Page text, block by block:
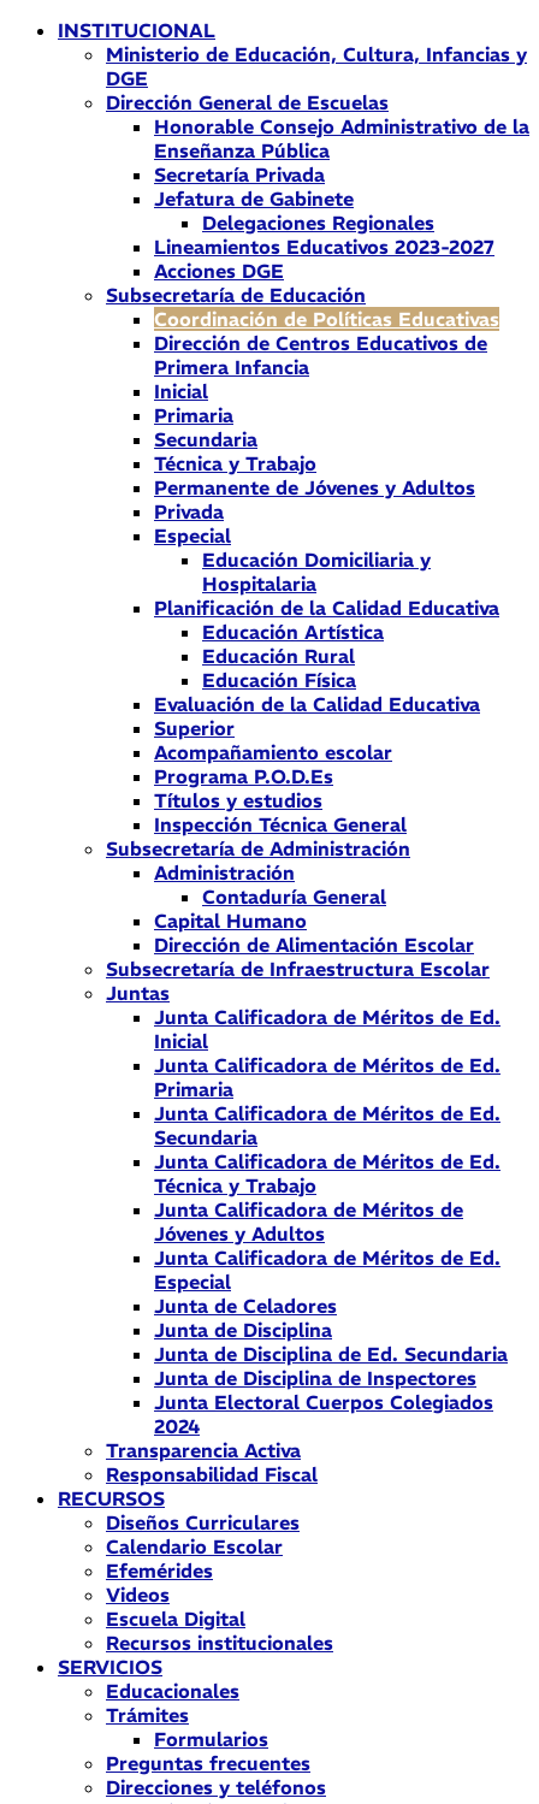
INSTITUCIONAL
Ministerio de Educación, Cultura, Infancias y
DGE
Dirección General de Escuelas
Honorable Consejo Administrativo de la
Enseñanza Pública
Secretaría Privada
Jefatura de Gabinete
Delegaciones Regionales
Lineamientos Educativos 2023-2027
Acciones DGE
Subsecretaría de Educación
Coordinación de Políticas Educativas
Dirección de Centros Educativos de
Primera Infancia
Inicial
Primaria
Secundaria
Técnica y Trabajo
Permanente de Jóvenes y Adultos
Privada
Especial
Educación Domiciliaria y
Hospitalaria
Planificación de la Calidad Educativa
Educación Artística
Educación Rural
Educación Física
Evaluación de la Calidad Educativa
Superior
Acompañamiento escolar
Programa P.O.D.Es
Títulos y estudios
Inspección Técnica General
Subsecretaría de Administración
Administración
Contaduría General
Capital Humano
Dirección de Alimentación Escolar
Subsecretaría de Infraestructura Escolar
Juntas
Junta Calificadora de Méritos de Ed.
Inicial
Junta Calificadora de Méritos de Ed.
Primaria
Junta Calificadora de Méritos de Ed.
Secundaria
Junta Calificadora de Méritos de Ed.
Técnica y Trabajo
Junta Calificadora de Méritos de
Jóvenes y Adultos
Junta Calificadora de Méritos de Ed.
Especial
Junta de Celadores
Junta de Disciplina
Junta de Disciplina de Ed. Secundaria
Junta de Disciplina de Inspectores
Junta Electoral Cuerpos Colegiados
2024
Transparencia Activa
Responsabilidad Fiscal
RECURSOS
Diseños Curriculares
Calendario Escolar
Efemérides
Videos
Escuela Digital
Recursos institucionales
SERVICIOS
Educacionales
Trámites
Formularios
Preguntas frecuentes
Direcciones y teléfonos